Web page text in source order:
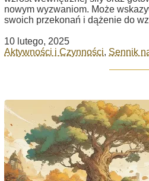
nowym wyzwaniom. Może
swoich przekonań i dążenie do
10 lutego, 2025
Aktywności i Czynności, Sennik